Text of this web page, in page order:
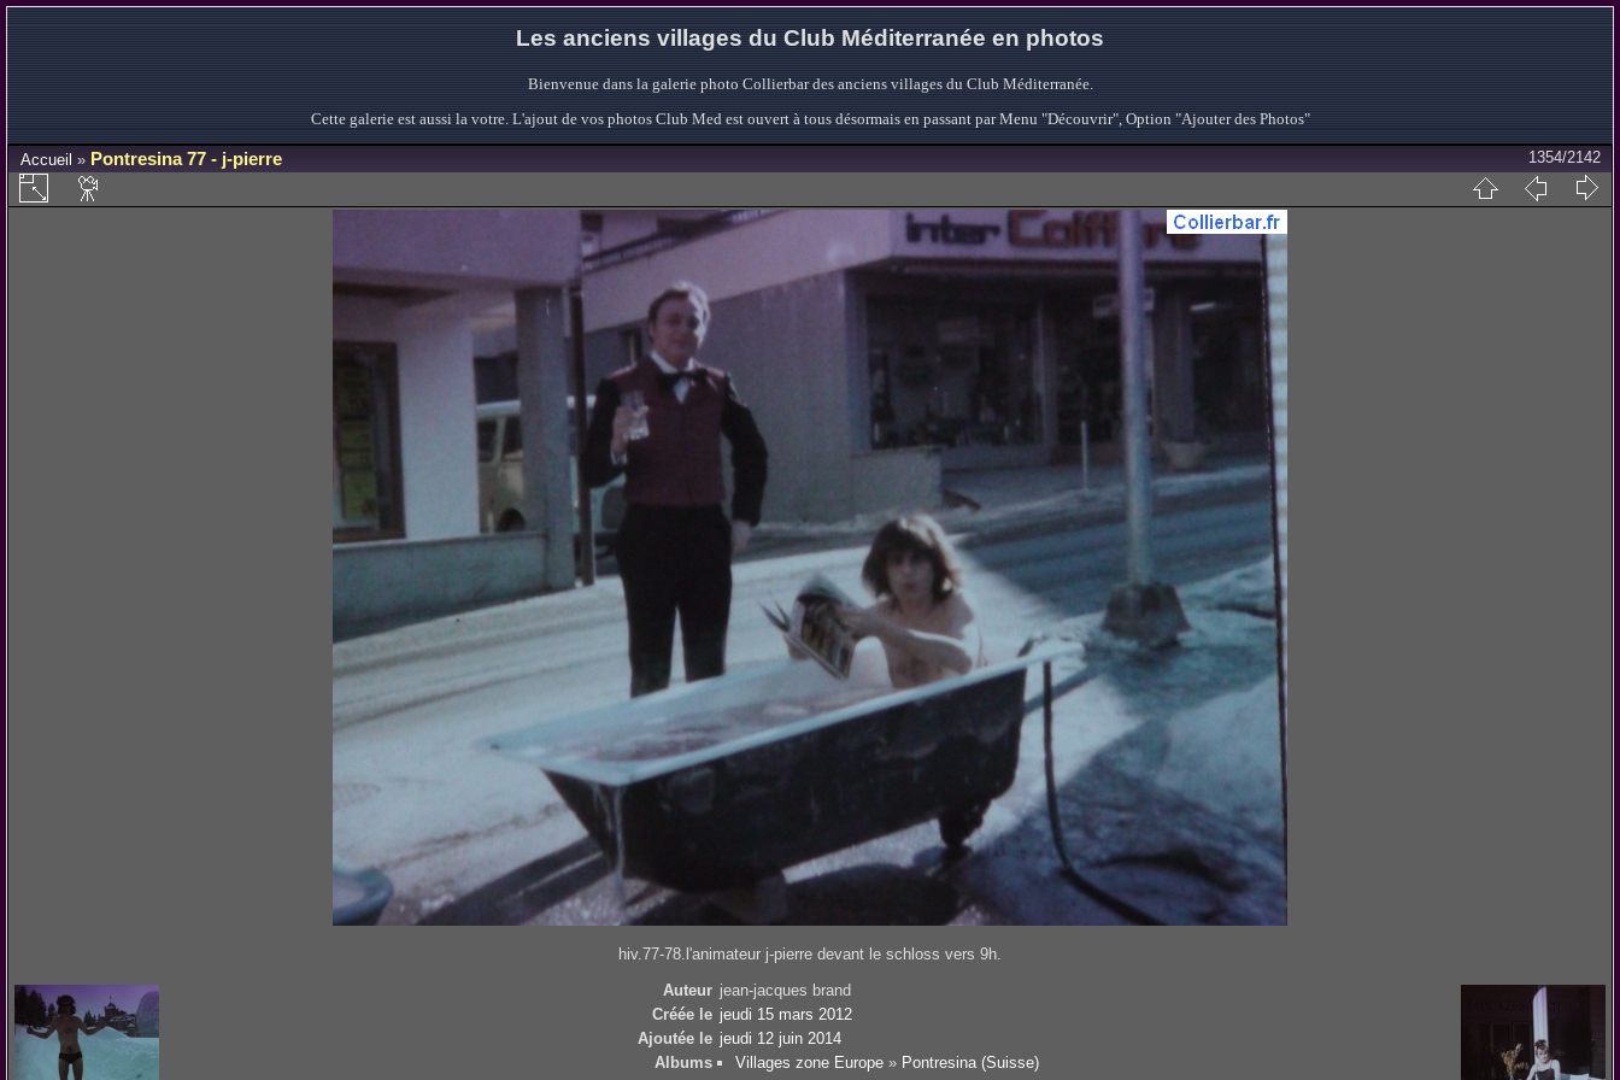
Les anciens villages du Club Méditerranée en photos
Bienvenue dans la galerie photo Collierbar des anciens villages du Club Méditerranée.
Cette galerie est aussi la votre. L'ajout de vos photos Club Med est ouvert à tous désormais en passant par Menu "Découvrir", Option "Ajouter des Photos"
Accueil » Pontresina 77 - j-pierre 1354/2142
hiv.77-78.l'animateur j-pierre devant le schloss vers 9h.
Auteur jean-jacques brand
Créée le jeudi 15 mars 2012
Ajoutée le jeudi 12 juin 2014
Albums
Villages zone Europe» Pontresina (Suisse)